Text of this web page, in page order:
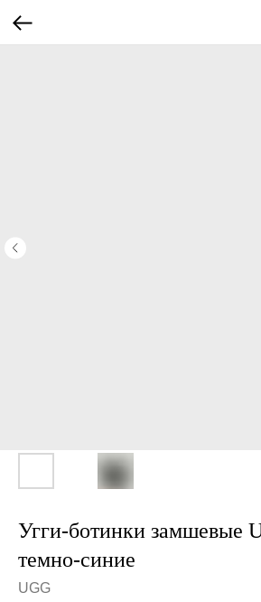
Угги-ботинки замшевые
темно-синие
UGG